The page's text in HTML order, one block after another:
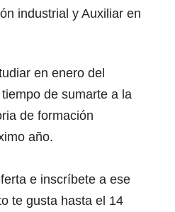
industrial y Auxiliar en
en enero del
de sumarte a la
de formación
año.
e inscríbete a ese
te gusta hasta el 14